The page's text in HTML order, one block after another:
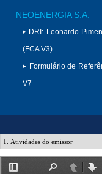
NEOENERGIA S.A.
DRI: Leonardo
(FCA V3)
Formulário de
V7